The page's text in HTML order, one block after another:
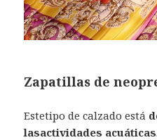
Zapatillas de
Estetipo de calzado está
lasactividades acuáticas